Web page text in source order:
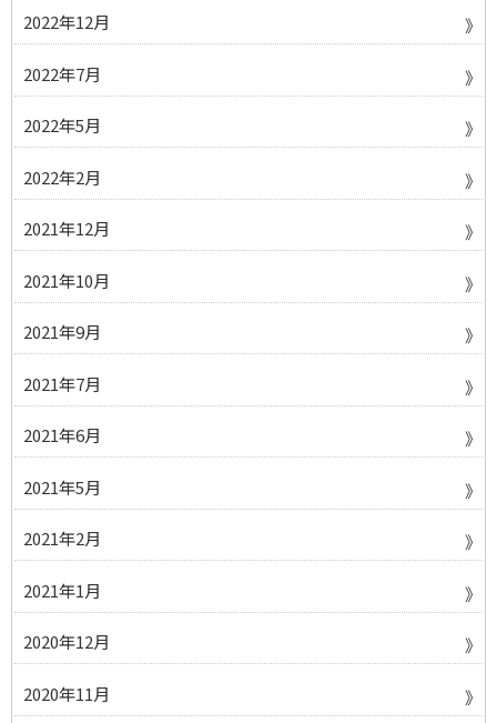
2022年12月
2022年7月
2022年5月
2022年2月
2021年12月
2021年10月
2021年9月
2021年7月
2021年6月
2021年5月
2021年2月
2021年1月
2020年12月
2020年11月